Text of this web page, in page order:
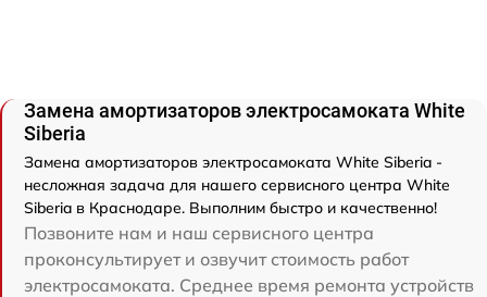
Замена амортизаторов электросамоката White
Siberia
Замена амортизаторов электросамоката White Siberia -
несложная задача для нашего сервисного центра White
Siberia в Краснодаре. Выполним быстро и качественно!
Позвоните нам и наш сервисного центра
проконсультирует и озвучит стоимость работ
электросамоката. Среднее время ремонта устройств